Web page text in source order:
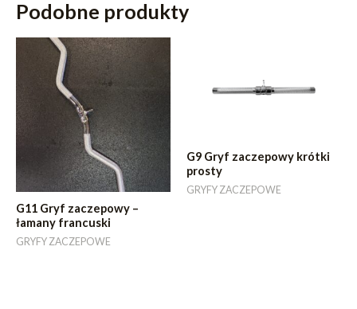
Podobne produkty
G11 Gryf zaczepowy –
łamany francuski
GRYFY ZACZEPOWE
G9 Gryf zaczepowy krótki
prosty
GRYFY ZACZEPOWE